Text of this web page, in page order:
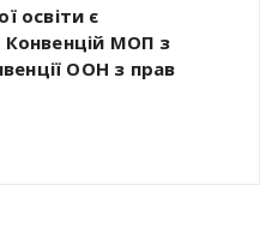
освіти є
МОП з
ООН з прав